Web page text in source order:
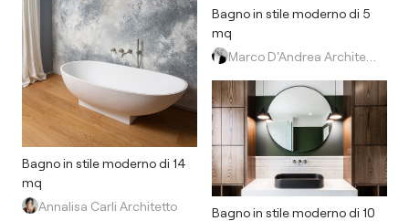
Bagno in stile moderno di 14
mq
Annalisa Carli Architetto
Bagno in stile moderno di 5
mq
Bagno in stile moderno di 10